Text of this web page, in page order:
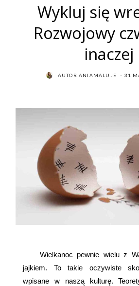
Wykluj się
Rozwojowy
inaczej
AUTORANIAMALUJE 31
Wielkanoc pewnie wielu z
jajkiem. To takie oczywiste
wpisane w naszą kulturę.